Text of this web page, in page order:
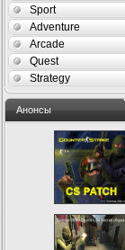
Sport
Adventure
Arcade
Quest
Strategy
Анонсы